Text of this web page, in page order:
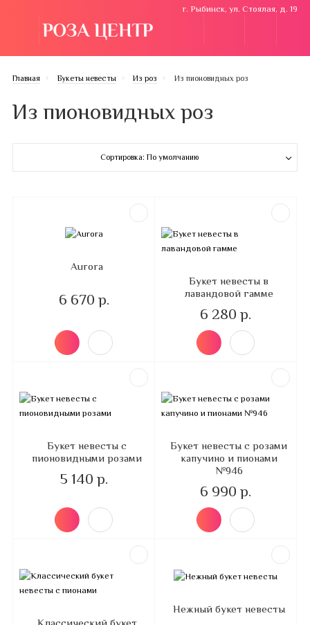
г. Рыбинск, ул. Стоялая, д. 19
Главная Букеты невесты Из роз Из пионовидных роз
Из пионовидных роз
Сортировка: По умолчанию
Aurora
6 670 р.
Букет невесты в
лавандовой гамме
6 280 р.
Букет невесты с
пионовидными розами
5 140 р.
Букет невесты с розами
капучино и пионами
№946
6 990 р.
Нежный букет невесты